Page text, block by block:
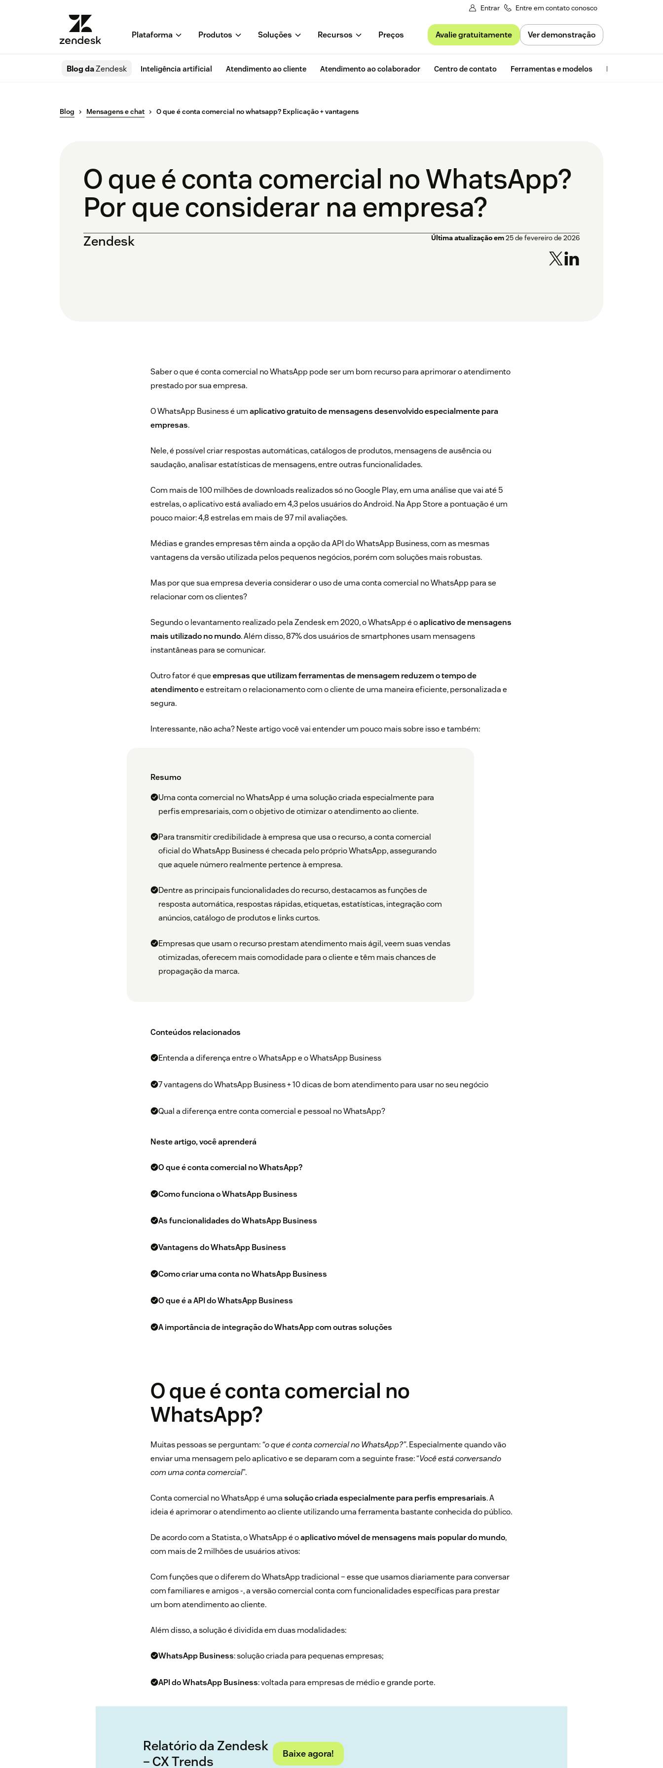
Entrar Entre em contato conosco
Plataforma Produtos Soluções Recursos Preços Avalie gratuitamente Ver demonstração
Blog daZendesk Inteligência artificial Atendimento ao cliente Atendimento ao colaborador Centro de contato Ferramentas e modelos Insights da
Blog Mensagens e chat O que é conta comercial no whatsapp? Explicação + vantagens
O que é conta comercial no WhatsApp?
Por que considerar na empresa?
Zendesk Última atualização em25 de fevereiro de 2026
Saber o que é conta comercial no WhatsApp pode ser um bom recurso para aprimorar o atendimento
prestado por sua empresa.
O WhatsApp Business é umaplicativo gratuito de mensagens desenvolvido especialmente para
empresas.
Nele, é possível criar respostas automáticas, catálogos de produtos, mensagens de ausência ou
saudação, analisar estatísticas de mensagens, entre outras funcionalidades.
Com mais de 100 milhões de downloads realizados só noGoogle Play, em uma análise que vai até 5
estrelas, o aplicativo está avaliado em 4,3 pelos usuários do Android. NaApp Storea pontuação é um
pouco maior: 4,8 estrelas em mais de 97 mil avaliações.
Médias e grandes empresas têm ainda a opção daAPI do WhatsApp Business, com as mesmas
vantagens da versão utilizada pelos pequenos negócios, porém com soluções mais robustas.
Mas por que sua empresa deveria considerar o uso de uma conta comercial no WhatsApp para se
relacionar com os clientes?
Segundo olevantamento realizado pela Zendesk em 2020, o WhatsApp é oaplicativo de mensagens
mais utilizado no mundo. Além disso, 87% dos usuários de smartphones usam mensagens
instantâneas para se comunicar.
Outro fator é queempresas que utilizam ferramentas de mensagem reduzem o tempo de
atendimentoe estreitam o relacionamento com o cliente de uma maneira eficiente, personalizada e
segura.
Interessante, não acha? Neste artigo você vai entender um pouco mais sobre isso e também:
Resumo
Uma conta comercial no WhatsApp é uma solução criada especialmente para
perfis empresariais, com o objetivo de otimizar o atendimento ao cliente.
Para transmitir credibilidade à empresa que usa o recurso, a conta comercial
oficial do WhatsApp Business é checada pelo próprio WhatsApp, assegurando
que aquele número realmente pertence à empresa.
Dentre as principais funcionalidades do recurso, destacamos as funções de
resposta automática, respostas rápidas, etiquetas, estatísticas, integração com
anúncios, catálogo de produtos e links curtos.
Empresas que usam o recurso prestam atendimento mais ágil, veem suas vendas
otimizadas, oferecem mais comodidade para o cliente e têm mais chances de
propagação da marca.
Conteúdos relacionados
Entenda a diferença entre o WhatsApp e o WhatsApp Business
7 vantagens do WhatsApp Business + 10 dicas de bom atendimento para usar no seu negócio
Qual a diferença entre conta comercial e pessoal no WhatsApp?
Neste artigo, você aprenderá
O que é conta comercial no WhatsApp?
Como funciona o WhatsApp Business
As funcionalidades do WhatsApp Business
Vantagens do WhatsApp Business
Como criar uma conta no WhatsApp Business
O que é a API do WhatsApp Business
A importância de integração do WhatsApp com outras soluções
O que é conta comercial no
WhatsApp?
Muitas pessoas se perguntam:“o que é conta comercial no WhatsApp?”. Especialmente quando vão
enviar uma mensagem pelo aplicativo e se deparam com a seguinte frase: “Você está conversando
com uma conta comercial”.
Conta comercial no WhatsApp é umasolução criada especialmente para perfis empresariais. A
ideia é aprimorar o atendimento ao cliente utilizando uma ferramenta bastante conhecida do público.
De acordo com aStatista, o WhatsApp é oaplicativo móvel de mensagens mais popular do mundo,
com mais de 2 milhões de usuários ativos:
Com funções que o diferem do WhatsApp tradicional – esse que usamos diariamente para conversar
com familiares e amigos -, a versão comercial conta com funcionalidades específicas para prestar
um bom atendimento ao cliente.
Além disso, a solução é dividida em duas modalidades:
WhatsApp Business: solução criada para pequenas empresas;
API do WhatsApp Business: voltada para empresas de médio e grande porte.
Relatório da Zendesk
– CX Trends
Baixe agora!